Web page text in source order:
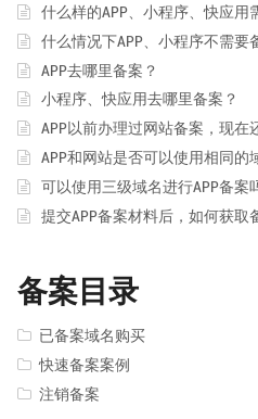
什么样的APP、小程序、快应用
什么情况下APP、小程序不需要
APP去哪里备案？
小程序、快应用去哪里备案？
APP以前办理过网站备案，现在
APP和网站是否可以使用相同的
可以使用三级域名进行APP备案
提交APP备案材料后，如何获取
备案目录
已备案域名购买
快速备案案例
注销备案